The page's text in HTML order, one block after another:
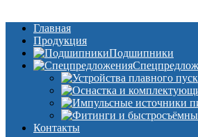
Главная
Продукция
Подшипники
Контакты